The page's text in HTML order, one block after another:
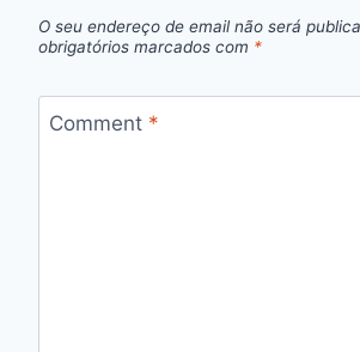
O seu endereço de email não será
obrigatórios marcados com *
Comment *